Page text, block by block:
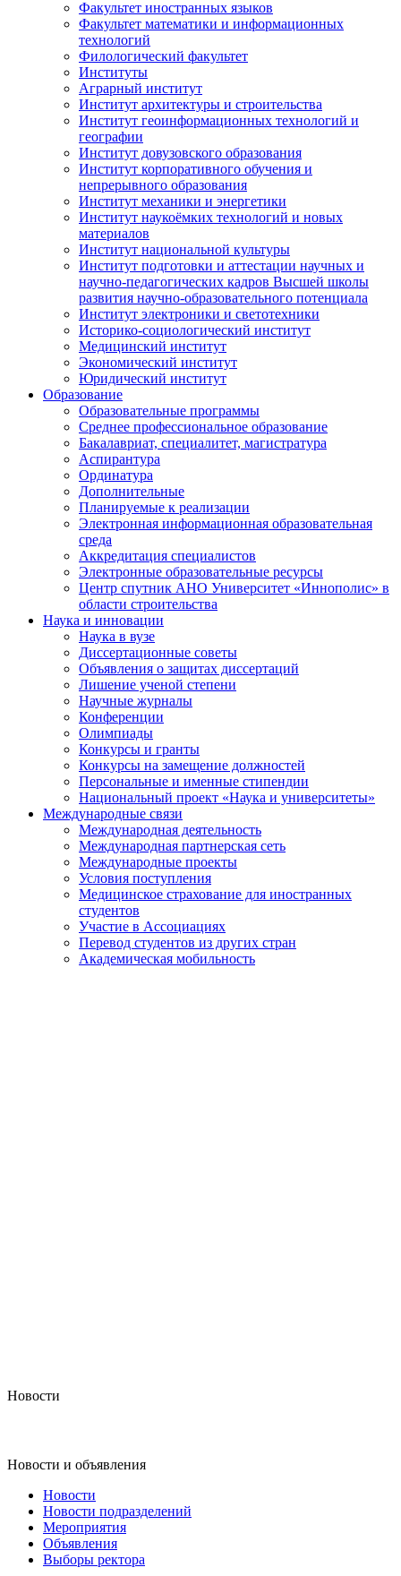
Факультет иностранных языков
Факультет математики и информационных
технологий
Филологический факультет
Институты
Аграрный институт
Институт архитектуры и строительства
Институт геоинформационных технологий и
географии
Институт довузовского образования
Институт корпоративного обучения и
непрерывного образования
Институт механики и энергетики
Институт наукоёмких технологий и новых
материалов
Институт национальной культуры
Институт подготовки и аттестации научных и
научно-педагогических кадров Высшей школы
развития научно-образовательного потенциала
Институт электроники и светотехники
Историко-социологический институт
Медицинский институт
Экономический институт
Юридический институт
Образование
Образовательные программы
Среднее профессиональное образование
Бакалавриат, специалитет, магистратура
Аспирантура
Ординатура
Дополнительные
Планируемые к реализации
Электронная информационная образовательная
среда
Аккредитация специалистов
Электронные образовательные ресурсы
Центр спутник АНО Университет «Иннополис» в
области строительства
Наука и инновации
Наука в вузе
Диссертационные советы
Объявления о защитах диссертаций
Лишение ученой степени
Научные журналы
Конференции
Олимпиады
Конкурсы и гранты
Конкурсы на замещение должностей
Персональные и именные стипендии
Национальный проект «Наука и университеты»
Международные связи
Международная деятельность
Международная партнерская сеть
Международные проекты
Условия поступления
Медицинское страхование для иностранных
студентов
Участие в Ассоциациях
Перевод студентов из других стран
Академическая мобильность
Новости
Новости и объявления
Новости
Новости подразделений
Мероприятия
Объявления
Выборы ректора